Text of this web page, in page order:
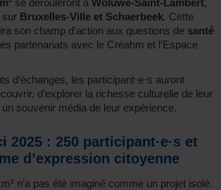
sur Bruxelles-Ville et Schaerbeek. Cette
son champ d’action aux questions de santé
partenariats avec le Créahm et l’Espace
d’échanges, les participant·e·s auront
d’explorer la richesse culturelle de leur
souvenir média de leur expérience.
2025 : 250 participant·e·s et
d’expression citoyenne
n’a pas été imaginé comme un projet isolé.